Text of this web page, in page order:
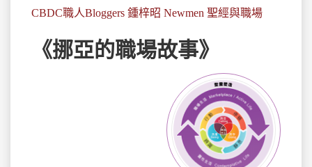
CBDC職人Bloggers 鍾梓昭 Newmen 聖經與職場
《挪亞的職場故事》